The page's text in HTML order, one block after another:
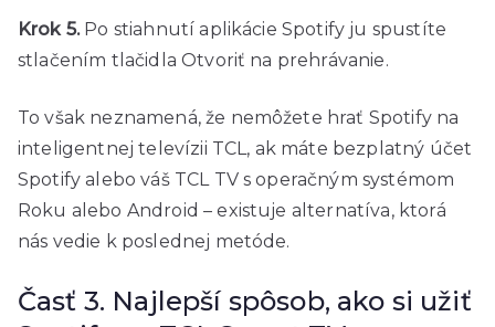
Krok 5.Po stiahnutí aplikácie Spotify ju spustíte
stlačením tlačidla Otvoriť na prehrávanie.
To však neznamená, že nemôžete hrať Spotify na
inteligentnej televízii TCL, ak máte bezplatný účet
Spotify alebo váš TCL TV s operačným systémom
Roku alebo Android – existuje alternatíva, ktorá
nás vedie k poslednej metóde.
Časť 3. Najlepší spôsob, ako si užiť